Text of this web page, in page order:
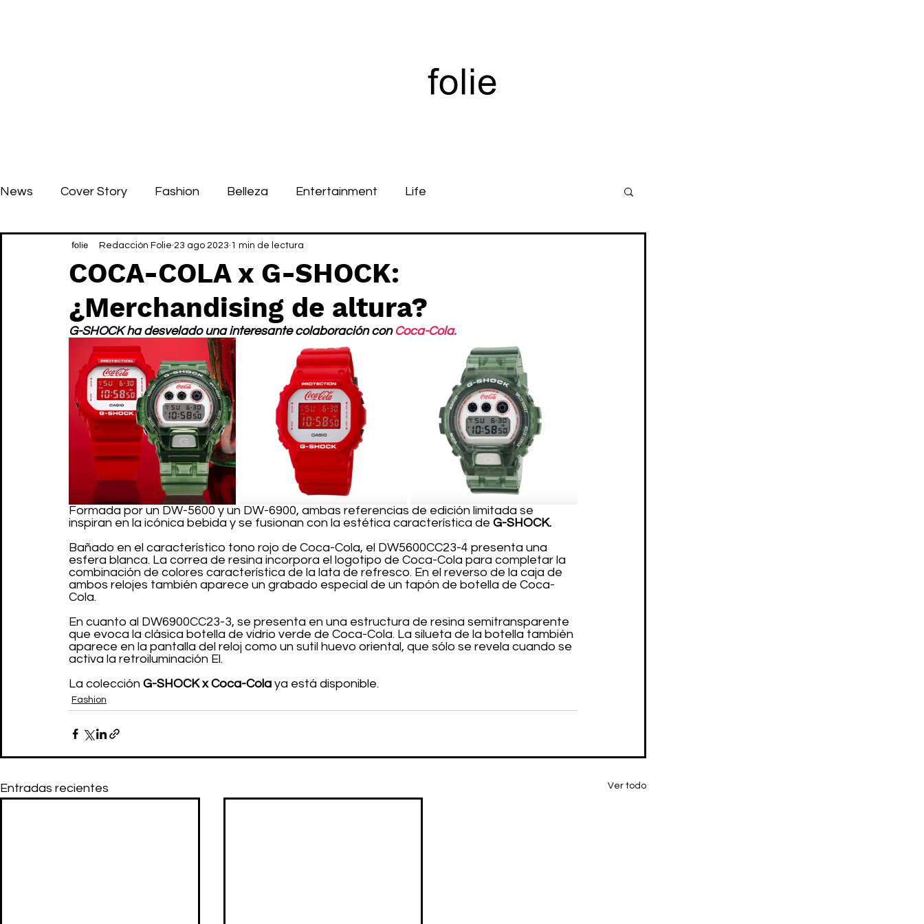
News Cover Story Fashion Belleza Entertainment Life
COCA-COLA x G-SHOCK:
¿Merchandising de altura?
Redacción Folie 23 ago 2023 1 min de lectura
G-SHOCK ha desvelado una interesante colaboración con Coca-Cola.
Formada por un DW-5600 y un DW-6900, ambas referencias de edición limitada se
inspiran en la icónica bebida y se fusionan con la estética característica de G-SHOCK.
Bañado en el característico tono rojo de Coca-Cola, el DW5600CC23-4 presenta una
esfera blanca. La correa de resina incorpora el logotipo de Coca-Cola para completar la
combinación de colores característica de la lata de refresco. En el reverso de la caja de
ambos relojes también aparece un grabado especial de un tapón de botella de Coca-
Cola.
En cuanto al DW6900CC23-3, se presenta en una estructura de resina semitransparente
que evoca la clásica botella de vidrio verde de Coca-Cola. La silueta de la botella también
aparece en la pantalla del reloj como un sutil huevo oriental, que sólo se revela cuando se
activa la retroiluminación El.
La colección G-SHOCK x Coca-Cola ya está disponible.
Fashion
Entradas recientes Ver todo